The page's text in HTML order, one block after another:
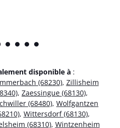
disponible à :
(68230), Zillisheim
, Zaessingue (68130),
(68480), Wolfgantzen
, Wittersdorf (68130),
(68310), Wintzenheim